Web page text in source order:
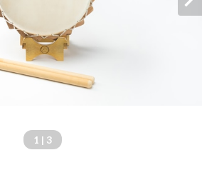
1 | 3